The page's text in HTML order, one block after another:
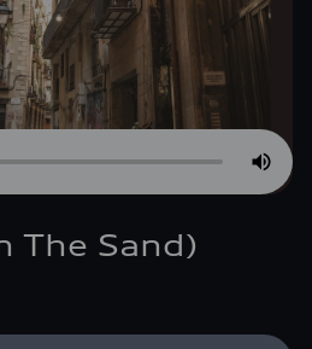
The Sand)